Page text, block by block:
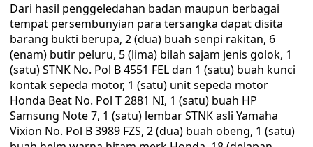
Dari hasil penggeledahan badan maupun berbagai
tempat persembunyian para tersangka dapat disita
barang bukti berupa, 2 (dua) buah senpi rakitan, 6
(enam) butir peluru, 5 (lima) bilah sajam jenis golok, 1
(satu) STNK No. Pol B 4551 FEL dan 1 (satu) buah kunci
kontak sepeda motor, 1 (satu) unit sepeda motor
Honda Beat No. Pol T 2881 NI, 1 (satu) buah HP
Samsung Note 7, 1 (satu) lembar STNK asli Yamaha
Vixion No. Pol B 3989 FZS, 2 (dua) buah obeng, 1 (satu)